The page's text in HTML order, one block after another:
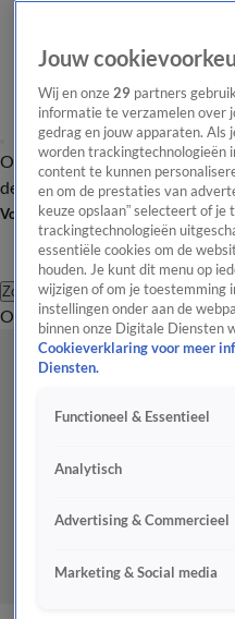
OverzichtAfleveringen
de redactieNieuwsbrief
Volg Shownieuws
Zoeken
OverzichtEntertainment
Jouw
Wij en onze 29 partners
informatie te verzamelen over
gedrag en jouw apparaten. Als
worden trackingtechnologieën
content te kunnen
en om de prestaties van
keuze opslaan” selecteert of
trackingtechnologieën
essentiële cookies om de
houden. Je kunt dit menu op
wijzigen of om je toestemming
instellingen onder aan de
binnen onze Digitale Diensten
Cookieverklaring voor meer
Diensten.
Functioneel & Essentieel
Analytisch
Advertising & Commercieel
Marketing & Social media